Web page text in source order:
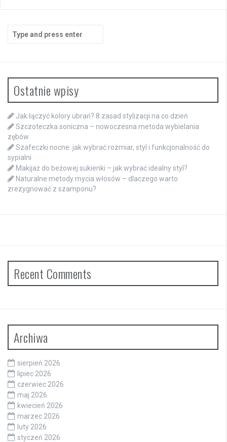
for:
Ostatnie wpisy
Jak łączyć kolory ubrań? 8 zasad stylizacji na co dzień
Szczoteczka soniczna – nowoczesna metoda wybielania
zębów
Szafeczki nocne: jak wybrać rozmiar, styl i funkcjonalność do
sypialni
Makijaż do beżowej sukienki – jak wybrać idealny styl?
Naturalne metody mycia włosów – dlaczego warto
zrezygnować z szamponu?
Recent Comments
Archiwa
sierpień 2026
lipiec 2026
czerwiec 2026
maj 2026
kwiecień 2026
marzec 2026
luty 2026
styczeń 2026